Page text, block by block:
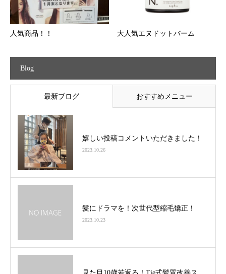
人気商品！！ 大人気エヌドットバーム
Blog
最新ブログ おすすめメニュー
嬉しい投稿コメントいただきました！
2023.10.26
髪にドラマを！次世代型縮毛矯正！
2023.10.23